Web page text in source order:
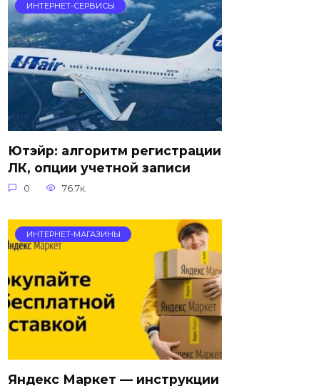
ИНТЕРНЕТ-СЕРВИСЫ
Ютэйр: алгоритм регистрации
ЛК, опции учетной записи
0 76.7к.
ИНТЕРНЕТ-МАГАЗИНЫ
Яндекс Маркет — инструкции